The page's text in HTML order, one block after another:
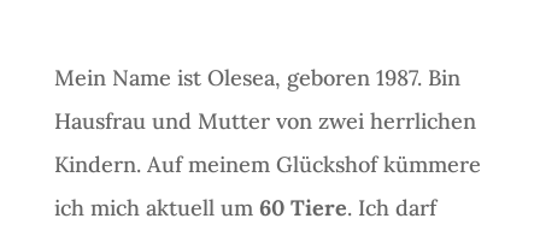
Mein Name ist Olesea, geboren 1987. Bin
Hausfrau und Mutter von zwei herrlichen
Kindern. Auf meinem Glückshof kümmere
ich mich aktuell um60 Tiere. Ich darf